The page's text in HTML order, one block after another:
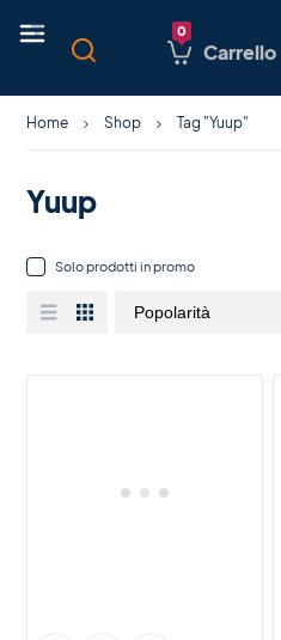
Carrello
Home Shop Tag "Yuup"
Yuup
Solo prodotti in promo